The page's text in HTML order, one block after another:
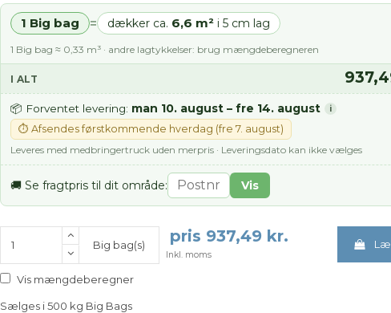
1 Big bag = dækker ca. 6,6 m²i 5 cm lag
1 Big bag ≈ 0,33 m³ · andre lagtykkelser: brug mængdeberegneren
I ALT
📦 Forventet levering: man 10. august – fre 14. august i
⏱ Afsendes førstkommende hverdag (fre 7. august)
Leveres med medbringertruck uden merpris · Leveringsdato kan ikke vælges
🚚 Se fragtpris til dit område: Vis
Big bag(s) pris 937,49 kr.
Inkl. moms
Vis mængdeberegner
Sælges i 500 kg Big Bags